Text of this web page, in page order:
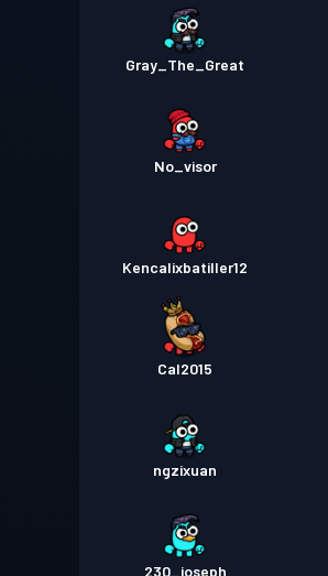
Gray_The_Great
No_visor
Kencalixbatiller12
Cal2015
ngzixuan
230_joseph